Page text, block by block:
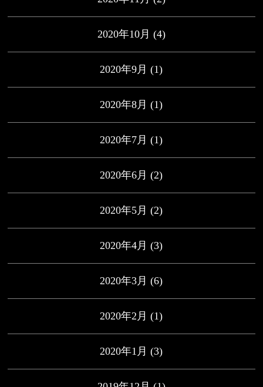
2020年10月 (4)
2020年9月 (1)
2020年8月 (1)
2020年7月 (1)
2020年6月 (2)
2020年5月 (2)
2020年4月 (3)
2020年3月 (6)
2020年2月 (1)
2020年1月 (3)